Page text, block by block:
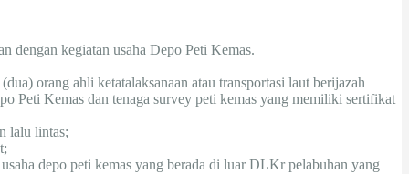
dengan kegiatan usaha Depo Peti Kemas.
orang ahli ketatalaksanaan atau transportasi laut berijazah
Peti Kemas dan tenaga survey peti kemas yang memiliki sertifikat
lalu lintas;
depo peti kemas yang berada di luar DLKr pelabuhan yang